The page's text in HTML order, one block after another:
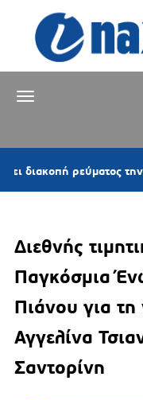
ρεύματος την Τρίτη
Διεθνής
Παγκόσμια
Πιάνου για τη
Αγγελίνα
Σαντορίνη